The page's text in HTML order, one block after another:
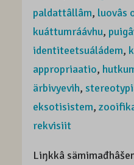
paldattâllâm, luovâs
kuáttumráávhu,
identiteetsuáládem,
appropriaatio,
ärbivyevih,
eksotisistem,
rekvisiit
Liŋkkâ